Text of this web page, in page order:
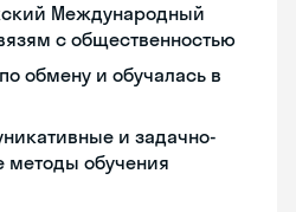
Международный
с общественностью
обмену и обучалась в
и задачно-
методы обучения